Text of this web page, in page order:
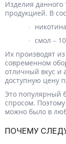
Изделия данного
продукцией. В
·
· смол –
Их производят
современном
отличный вкус и
доступную цену
Это популярный
спросом.
можно было в
ПОЧЕМУ